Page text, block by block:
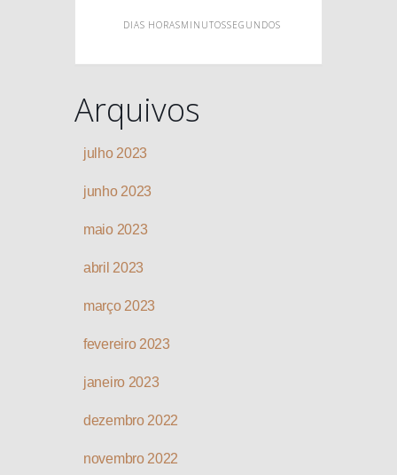
DIAS HORASMINUTOSSEGUNDOS
Arquivos
julho 2023
junho 2023
maio 2023
abril 2023
março 2023
fevereiro 2023
janeiro 2023
dezembro 2022
novembro 2022